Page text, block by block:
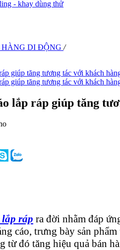
- khay dùng thử
DI ĐỘNG /
lắp ráp giúp tăng
ráp ra đời nhằm đáp
cáo, trưng bày sản
từ đó tăng hiệu quả bán